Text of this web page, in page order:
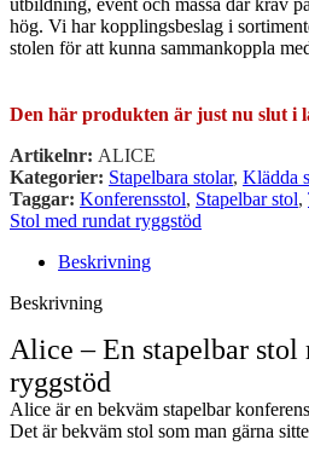
utbildning, event och mässa där krav
hög. Vi har kopplingsbeslag i
stolen för att kunna sammankoppla
Den här produkten är just nu slut i
Artikelnr: ALICE
Kategorier: Stapelbara stolar, Klädda
Taggar: Konferensstol, Stapelbar stol,
Stol med rundat ryggstöd
Beskrivning
Beskrivning
Alice – En stapelbar stol
ryggstöd
Alice är en bekväm stapelbar
Det är bekväm stol som man gärna